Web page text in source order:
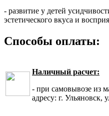
- развитие у детей
эстетического вкуса и
Способы оплаты:
Наличный расчет:
- при самовывозе из
адресу: г. Ульяновск,